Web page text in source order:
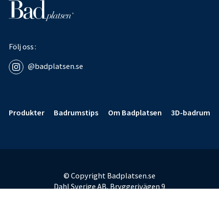
Följ oss
@badplatsen.se
Produkter
Badrumstips Om Badplatsen 3D-badrum
© Copyright Badplatsen.se
Dahl Sverige AB, Bryggerivägen 9